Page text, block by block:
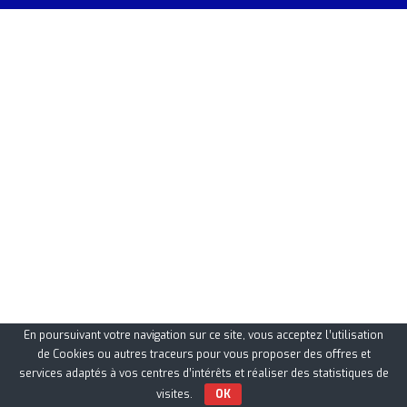
En poursuivant votre navigation sur ce site, vous acceptez l’utilisation
de Cookies ou autres traceurs pour vous proposer des offres et
services adaptés à vos centres d’intérêts et réaliser des statistiques de
visites.
OK